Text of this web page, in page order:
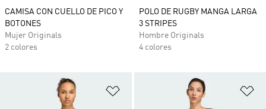
CAMISA CON CUELLO DE PICO Y
BOTONES
Mujer Originals
2 colores
POLO DE RUGBY MANGA LARGA
3 STRIPES
Hombre Originals
4 colores
Añadir a la lista de deseos